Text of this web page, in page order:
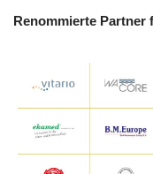
Renommierte Partner